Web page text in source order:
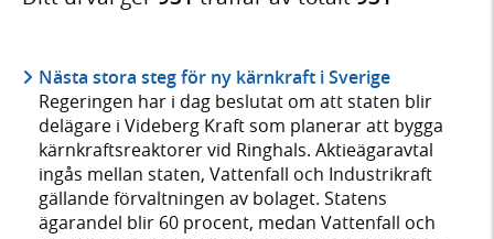
Nästa stora steg för ny kärnkraft i Sverige
Regeringen har i dag beslutat om att staten blir
delägare i Videberg Kraft som planerar att bygga
kärnkraftsreaktorer vid Ringhals. Aktieägaravtal
ingås mellan staten, Vattenfall och Industrikraft
gällande förvaltningen av bolaget. Statens
ägarandel blir 60 procent, medan Vattenfall och